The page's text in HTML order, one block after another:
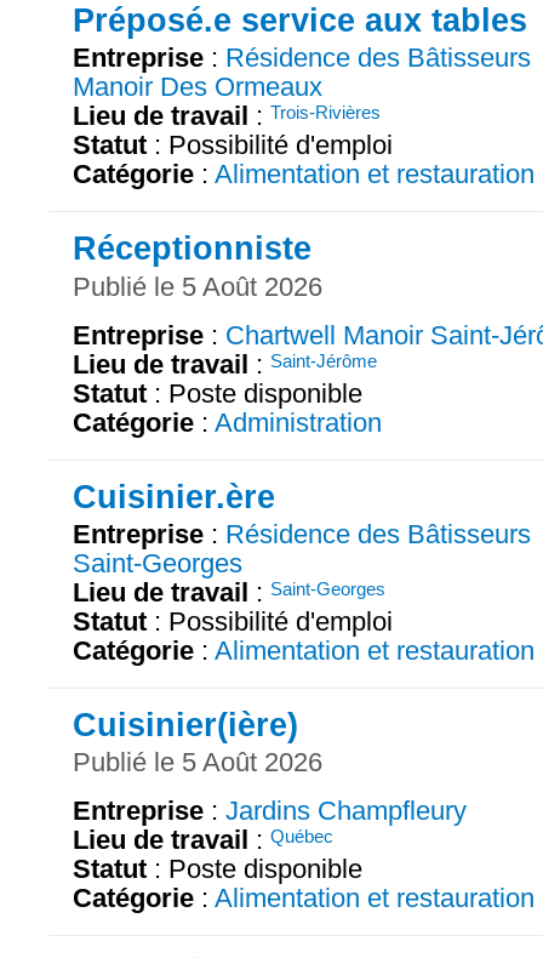
Préposé.e service aux tables
Entreprise : Résidence des Bâtisseurs
Manoir Des Ormeaux
Lieu de travail : Trois-Rivières
Statut : Possibilité d'emploi
Catégorie : Alimentation et restauration
Réceptionniste
Publié le 5 Août 2026
Entreprise : Chartwell Manoir Saint-
Lieu de travail : Saint-Jérôme
Statut : Poste disponible
Catégorie : Administration
Cuisinier.ère
Entreprise : Résidence des Bâtisseurs
Saint-Georges
Lieu de travail : Saint-Georges
Statut : Possibilité d'emploi
Catégorie : Alimentation et restauration
Cuisinier(ière)
Publié le 5 Août 2026
Entreprise : Jardins Champfleury
Lieu de travail : Québec
Statut : Poste disponible
Catégorie : Alimentation et restauration